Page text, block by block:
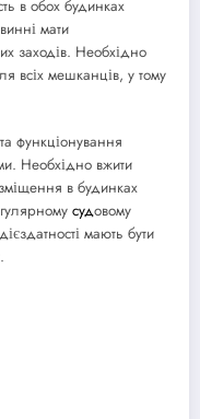
в обох будинках
мати
заходів. Необхідно
всіх мешканців, у тому
функціонування
Необхідно вжити
в будинках
судовому
мають бути